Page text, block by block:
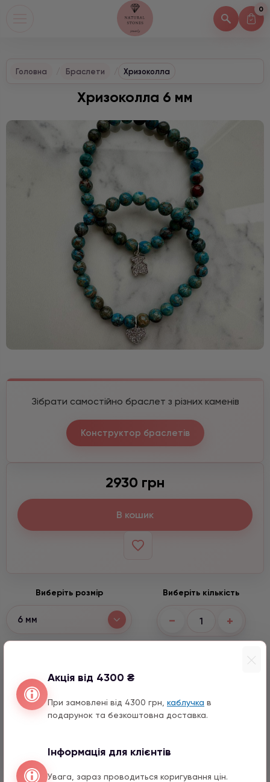
Акція від 4300 ₴
При замовлені від 4300 грн, каблучка в
подарунок та безкоштовна доставка.
Інформація для клієнтів
Увага, зараз проводиться коригування цін.
0
Головна Браслети Хризоколла
Хризоколла 6 мм
Зібрати самостійно браслет з різних каменів
Конструктор браслетів
2930 грн
В кошик
Виберіть розмір
6 мм
Виберіть кількість
− +
Ведмедик срібло з цирконом
990 грн 1 шт.